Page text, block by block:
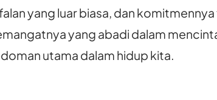
yang luar biasa, dan
yang abadi dalam
utama dalam hidup kita.